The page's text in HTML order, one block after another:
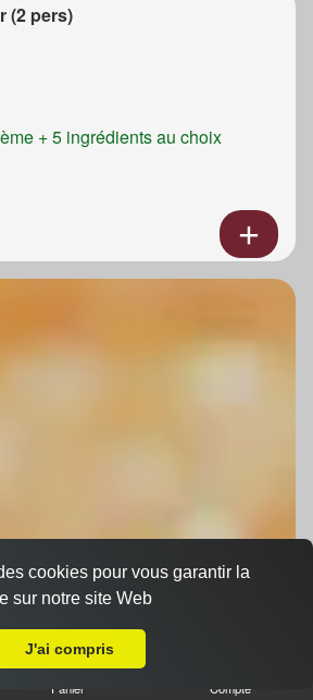
(2 pers)
+ 5 ingrédients au choix
Panier Compte
cookies pour vous garantir la
sur notre site Web
J'ai compris